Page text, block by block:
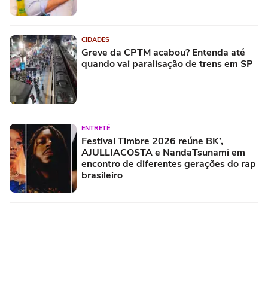
CIDADES
Greve da CPTM acabou? Entenda até
quando vai paralisação de trens em SP
ENTRETÊ
Festival Timbre 2026 reúne BK’,
AJULLIACOSTA e NandaTsunami em
encontro de diferentes gerações do rap
brasileiro